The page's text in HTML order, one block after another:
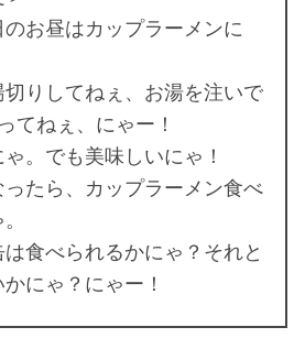
お昼はカップラーメンに
りしてねぇ、お湯を注いで
てねぇ、にゃー！
。でも美味しいにゃ！
たら、カップラーメン食べ
食べられるかにゃ？それと
にゃ？にゃー！